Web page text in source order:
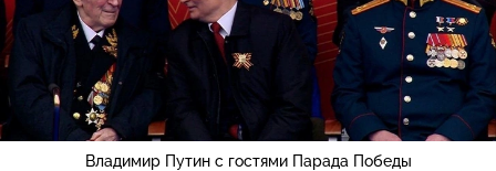
Владимир Путин с гостями Парада Победы